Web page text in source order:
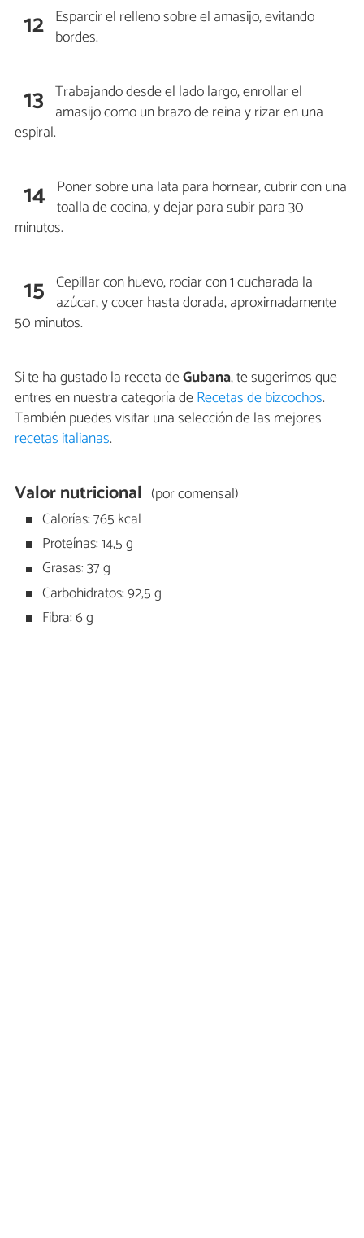
12 Esparcir el relleno sobre el amasijo, evitando
bordes.
13 Trabajando desde el lado largo, enrollar el
amasijo como un brazo de reina y rizar en una
espiral.
14 Poner sobre una lata para hornear, cubrir con una
toalla de cocina, y dejar para subir para 30
minutos.
15 Cepillar con huevo, rociar con 1 cucharada la
azúcar, y cocer hasta dorada, aproximadamente
50 minutos.
Si te ha gustado la receta deGubana, te sugerimos que
entres en nuestra categoría deRecetas de bizcochos.
También puedes visitar una selección de las mejores
recetas italianas.
Valor nutricional (por comensal)
Calorías: 765 kcal
Proteínas: 14,5 g
Grasas: 37 g
Carbohidratos: 92,5 g
Fibra: 6 g